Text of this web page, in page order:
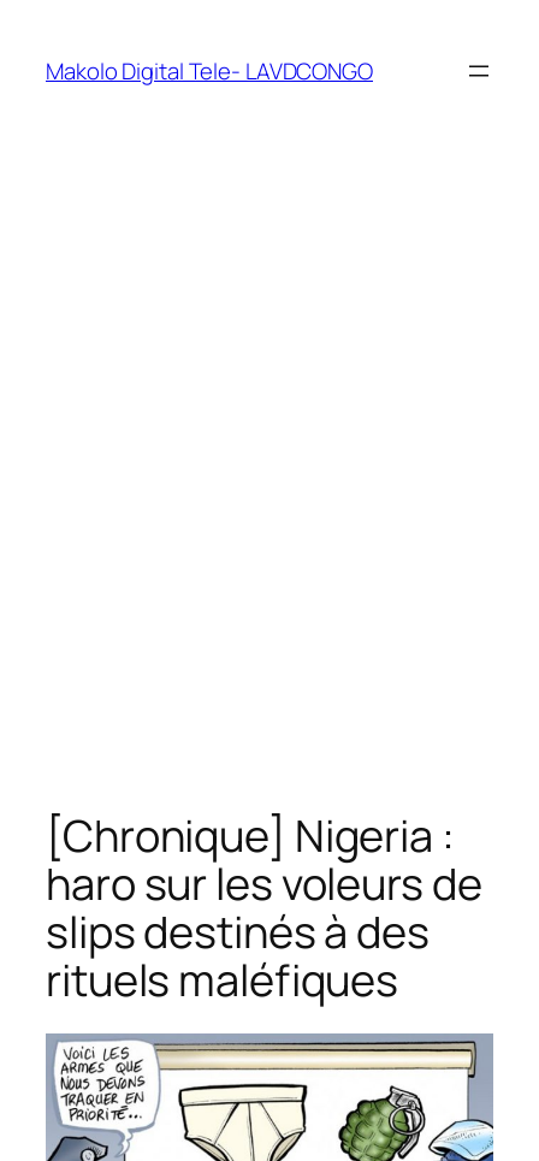
Makolo Digital Tele- LAVDCONGO
[Chronique] Nigeria :
haro sur les voleurs de
slips destinés à des
rituels maléfiques